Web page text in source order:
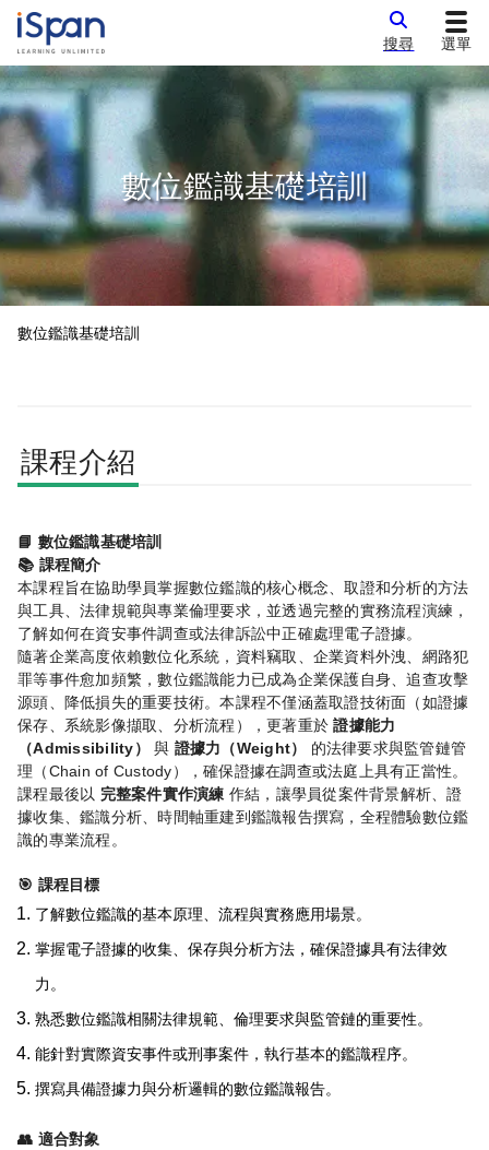
搜尋 選單
數位鑑識基礎培訓
數位鑑識基礎培訓
課程介紹
📘 數位鑑識基礎培訓
📚 課程簡介
本課程旨在協助學員掌握數位鑑識的核心概念、取證和分析的方法
與工具、法律規範與專業倫理要求，並透過完整的實務流程演練，
了解如何在資安事件調查或法律訴訟中正確處理電子證據。
隨著企業高度依賴數位化系統，資料竊取、企業資料外洩、網路犯
罪等事件愈加頻繁，數位鑑識能力已成為企業保護自身、追查攻擊
源頭、降低損失的重要技術。本課程不僅涵蓋取證技術面（如證據
保存、系統影像擷取、分析流程），更著重於證據能力
（Admissibility） 與 證據力（Weight）
的法律要求與監管鏈管
理（ Chain of Custody ），確保證據在調查或法庭上具有正當性。
課程最後以 完整案件實作演練 作結，讓學員從案件背景解析、證
據收集、鑑識分析、時間軸重建到鑑識報告撰寫，全程體驗數位鑑
識的專業流程。
🎯 課程目標
了解數位鑑識的基本原理、流程與實務應用場景。
掌握電子證據的收集、保存與分析方法，確保證據具有法律效
力。
熟悉數位鑑識相關法律規範、倫理要求與監管鏈的重要性。
能針對實際資安事件或刑事案件，執行基本的鑑識程序。
撰寫具備證據力與分析邏輯的數位鑑識報告。
👥 適合對象